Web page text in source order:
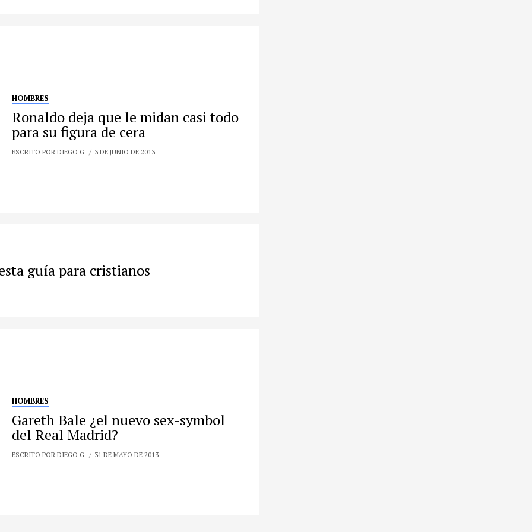
HOMBRES
Ronaldo deja que le midan casi todo
para su figura de cera
ESCRITO POR DIEGO G. 3 DE JUNIO DE 2013
guía para cristianos
HOMBRES
Gareth Bale ¿el nuevo sex-symbol
del Real Madrid?
ESCRITO POR DIEGO G. 31 DE MAYO DE 2013